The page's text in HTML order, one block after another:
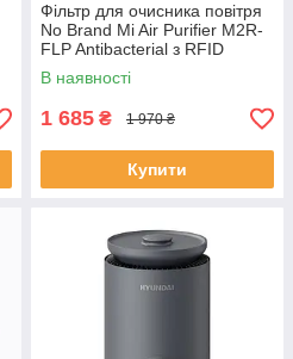
Фільтр для очисника повітря
No Brand Mi Air Purifier M2R-
FLP Antibacterial з RFID
В наявності
1 685 ₴ 1 970 ₴
Купити